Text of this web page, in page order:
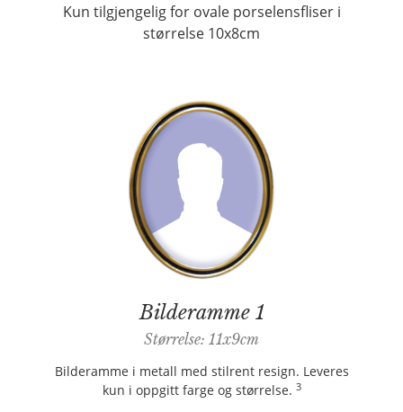
Kun tilgjengelig for ovale porselensfliser i
størrelse 10x8cm
Bilderamme 1
Størrelse: 11x9cm
Bilderamme i metall med stilrent resign. Leveres
kun i oppgitt farge og størrelse. 3